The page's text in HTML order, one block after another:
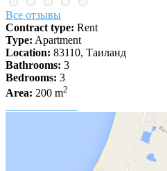
Все отзывы
Contract type: Rent
Type: Apartment
Location: 83110, Таиланд
Bathrooms: 3
Bedrooms: 3
Area: 200 m2